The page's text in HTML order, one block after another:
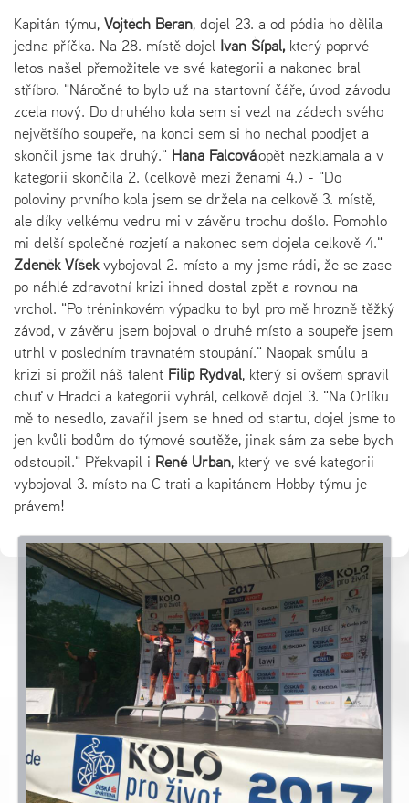
Kapitán týmu, Vojtěch Beran, dojel 23. a od pódia ho dělila
jedna příčka. Na 28. místě dojel Ivan Šípal,který poprvé
letos našel přemožitele ve své kategorii a nakonec bral
stříbro. "Náročné to bylo už na startovní čáře, úvod závodu
zcela nový. Do druhého kola sem si vezl na zádech svého
největšího soupeře, na konci sem si ho nechal poodjet a
skončil jsme tak druhý." Hana Falcováopět nezklamala a v
kategorii skončila 2. (celkově mezi ženami 4.) - "Do
poloviny prvního kola jsem se držela na celkově 3. místě,
ale díky velkému vedru mi v závěru trochu došlo. Pomohlo
mi delší společné rozjetí a nakonec sem dojela celkově 4."
Zdeněk Víšekvybojoval 2. místo a my jsme rádi, že se zase
po náhlé zdravotní krizi ihned dostal zpět a rovnou na
vrchol. "Po tréninkovém výpadku to byl pro mě hrozně těžký
závod, v závěru jsem bojoval o druhé místo a soupeře jsem
utrhl v posledním travnatém stoupání." Naopak smůlu a
krizi si prožil náš talent Filip Rydval, který si ovšem spravil
chuť v Hradci a kategorii vyhrál, celkově dojel 3. "Na Orlíku
mě to nesedlo, zavařil jsem se hned od startu, dojel jsme to
jen kvůli bodům do týmové soutěže, jinak sám za sebe bych
odstoupil." Překvapil i René Urban, který ve své kategorii
vybojoval 3. místo na C trati a kapitánem Hobby týmu je
právem!